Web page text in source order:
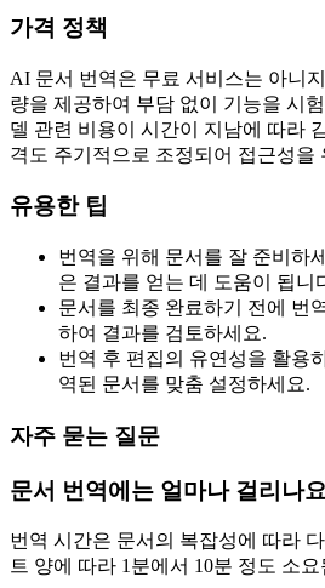
가격 정책
AI 문서 번역은 무료 서비스는 아니
량을 제공하여 부담 없이 기능을 시
델 관련 비용이 시간이 지남에 따라
격도 주기적으로 조정되어 접근성을
유용한 팁
번역을 위해 문서를 잘 준비하
은 결과를 얻는 데 도움이 됩니
문서를 최종 완료하기 전에 번
하여 결과를 검토하세요.
번역 후 편집의 유연성을 활용
역된 문서를 맞춤 설정하세요.
자주 묻는 질문
문서 번역에는 얼마나 걸리나
번역 시간은 문서의 복잡성에 따라
트 양에 따라 1분에서 10분 정도 소요